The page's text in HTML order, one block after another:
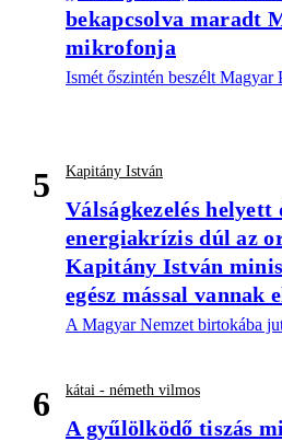
bekapcsolva maradt
mikrofonja
Ismét őszintén beszélt Magyar
5 Kapitány István
Válságkezelés helyett
energiakrízis dúl az
Kapitány István
egész mással vannak
A Magyar Nemzet birtokába
6 kátai - németh vilmos
A gyűlölködő tiszás